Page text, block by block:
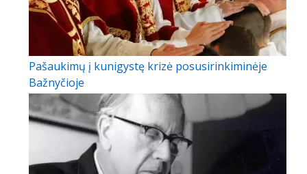
Pašaukimų į kunigystę krizė posusirinkiminėje
Bažnyčioje